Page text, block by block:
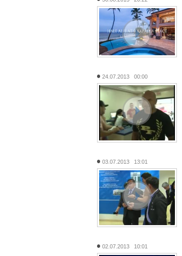
24.07.2013 00:00
03.07.2013 13:01
02.07.2013 10:01